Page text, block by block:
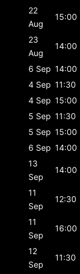
22
Aug
15:00
23
Aug
14:00
6 Sep 14:00
4 Sep 11:30
4 Sep 15:00
5 Sep 11:30
5 Sep 15:00
6 Sep 14:00
13
Sep
14:00
11
Sep
12:30
11
Sep
16:00
12
Sep
11:30